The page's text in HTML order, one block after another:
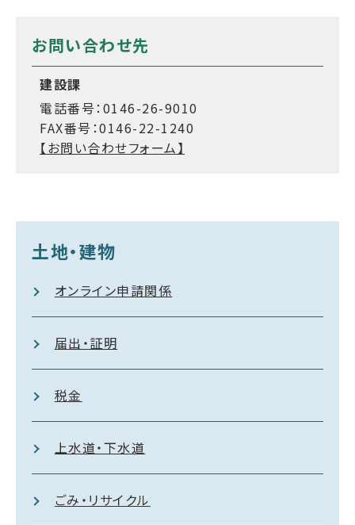
お問い合わせ先
建設課
電話番号：0146-26-9010
FAX番号：0146-22-1240
【お問い合わせフォーム】
土地・建物
オンライン申請関係
届出・証明
税金
上水道・下水道
ごみ・リサイクル